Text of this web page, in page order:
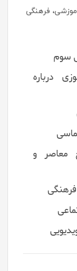
فرهنگی
سوم
درباره
معاصر و